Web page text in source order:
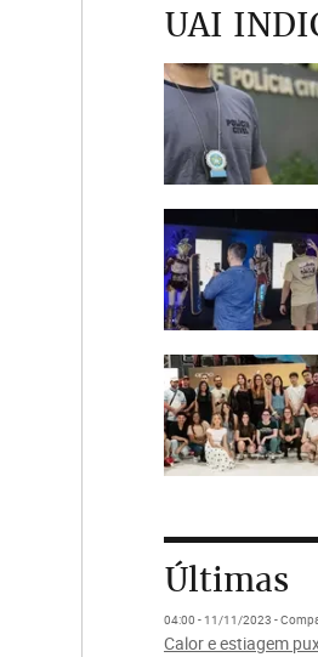
UAI
Últimas
04:00 - 11/11/2023 -
Calor e estiagem